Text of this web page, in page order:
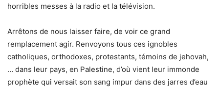
horribles messes à la radio et la télévision.
Arrêtons de nous laisser faire, de voir ce grand
remplacement agir. Renvoyons tous ces ignobles
catholiques, orthodoxes, protestants, témoins de jehovah,
… dans leur pays, en Palestine, d’où vient leur immonde
prophète qui versait son sang impur dans des jarres d’eau